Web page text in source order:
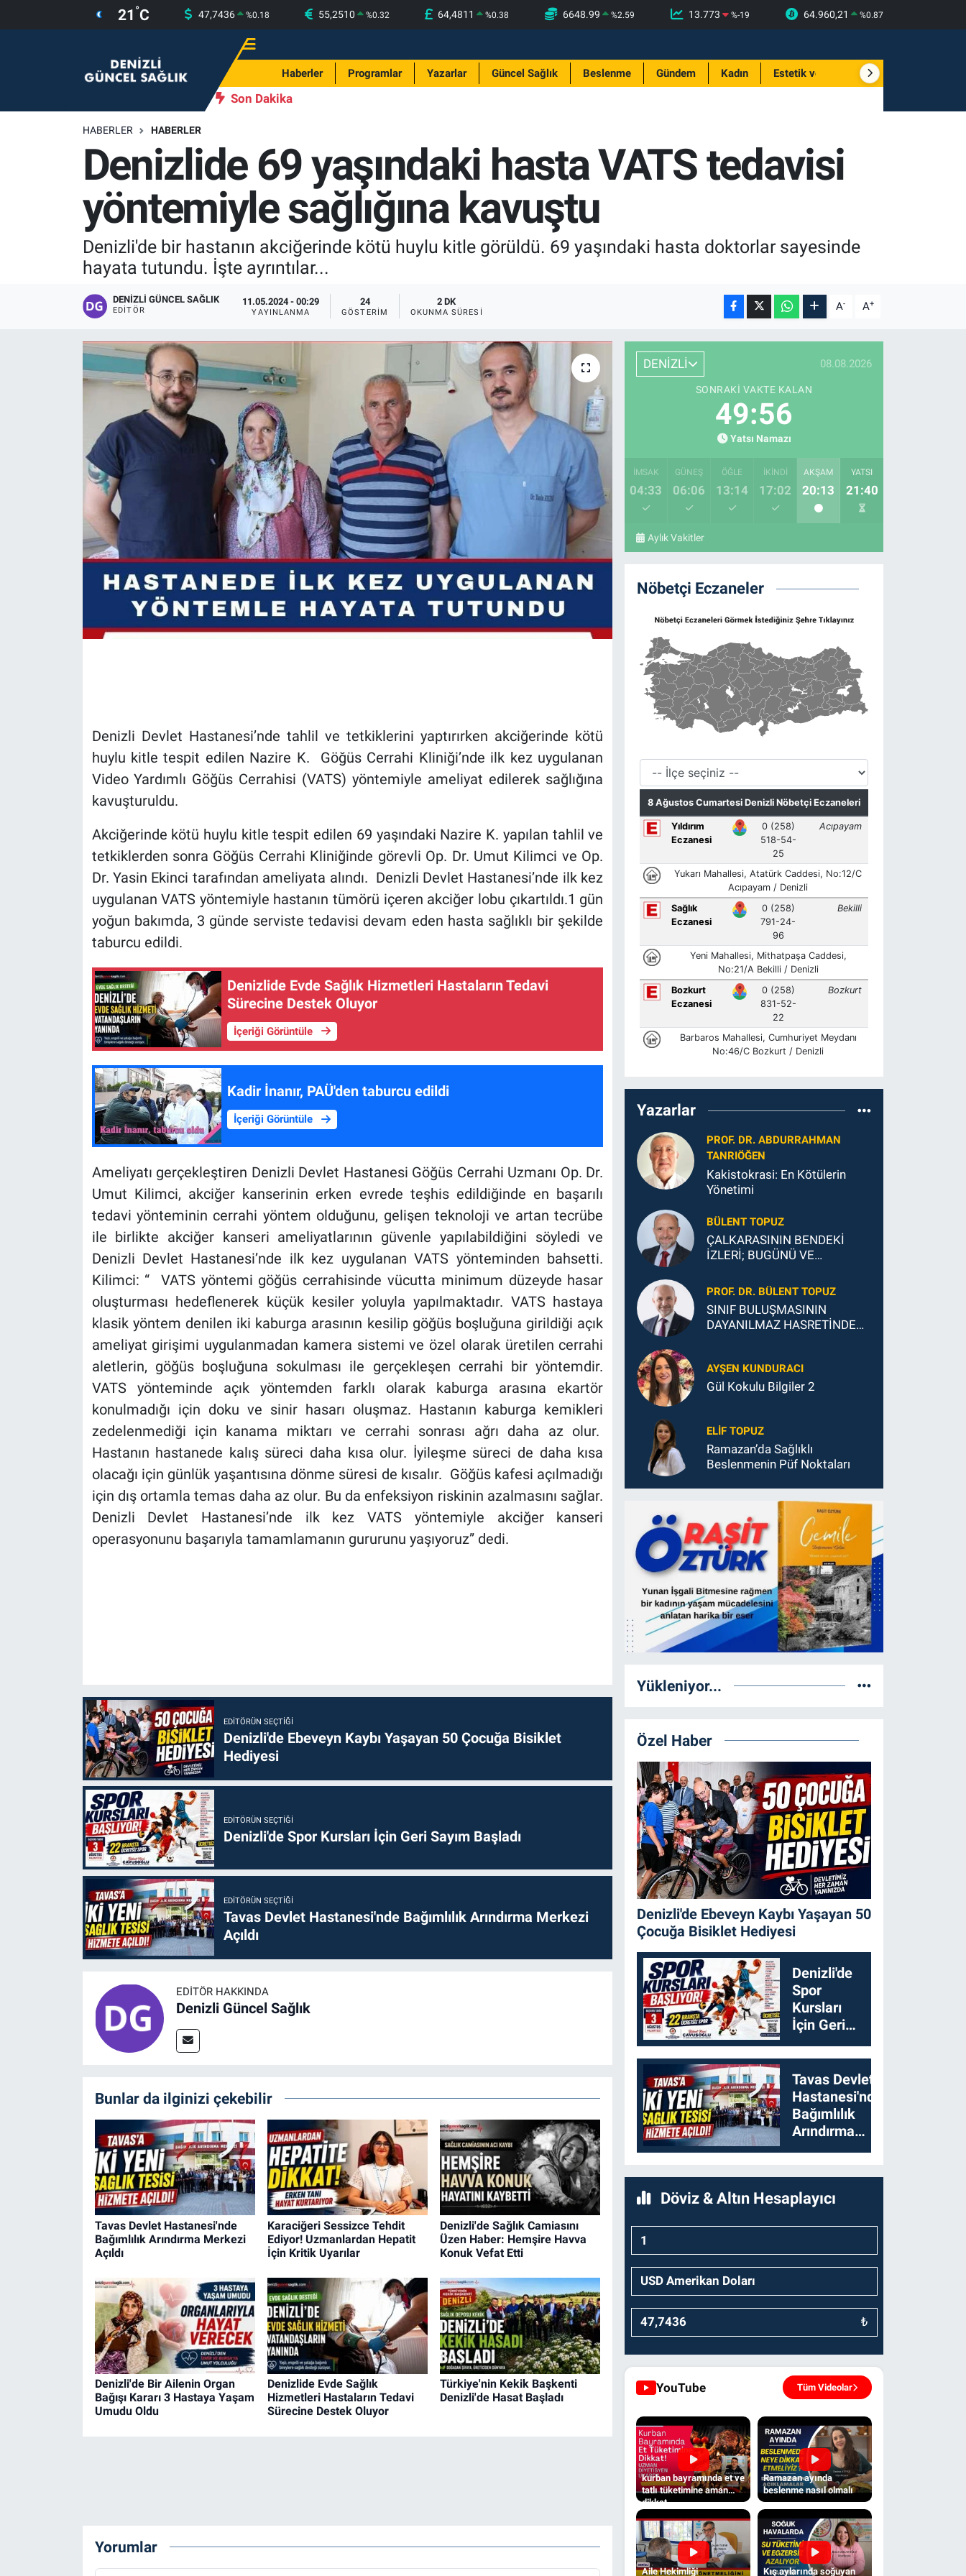
21 °C 47,7436 %0.18 55,2510 %0.32 64,4811 %0.38 6648.99 %2.59 13.773 %-19 64.960,21 %0.87
Haberler Programlar Yazarlar Güncel Sağlık Beslenme Gündem Kadın Estetik ve Güzellik
Son Dakika
HABERLER HABERLER
Denizlide 69 yaşındaki hasta VATS tedavisi
yöntemiyle sağlığına kavuştu
Denizli'de bir hastanın akciğerinde kötü huylu kitle görüldü. 69 yaşındaki hasta doktorlar sayesinde
hayata tutundu. İşte ayrıntılar...
DENIZLI GÜNCEL SAĞLIK
EDITÖR
11.05.2024 - 00:29
YAYINLANMA
24
GÖSTERIM
2 DK
OKUNMA SÜRESI A- A+
Denizli Devlet Hastanesi’nde tahlil ve tetkiklerini yaptırırken akciğerinde kötü
huylu kitle tespit edilen Nazire K. Göğüs Cerrahi Kliniği’nde ilk kez uygulanan
Video Yardımlı Göğüs Cerrahisi (VATS) yöntemiyle ameliyat edilerek sağlığına
kavuşturuldu.
Akciğerinde kötü huylu kitle tespit edilen 69 yaşındaki Nazire K. yapılan tahlil ve
tetkiklerden sonra Göğüs Cerrahi Kliniğinde görevli Op. Dr. Umut Kilimci ve Op.
Dr. Yasin Ekinci tarafından ameliyata alındı. Denizli Devlet Hastanesi’nde ilk kez
uygulanan VATS yöntemiyle hastanın tümörü içeren akciğer lobu çıkartıldı.1 gün
yoğun bakımda, 3 günde serviste tedavisi devam eden hasta sağlıklı bir şekilde
taburcu edildi.
Denizlide Evde Sağlık Hizmetleri Hastaların Tedavi
Sürecine Destek Oluyor
İçeriği Görüntüle
Kadir İnanır, PAÜ'den taburcu edildi
İçeriği Görüntüle
Ameliyatı gerçekleştiren Denizli Devlet Hastanesi Göğüs Cerrahi Uzmanı Op. Dr.
Umut Kilimci, akciğer kanserinin erken evrede teşhis edildiğinde en başarılı
tedavi yönteminin cerrahi yöntem olduğunu, gelişen teknoloji ve artan tecrübe
ile birlikte akciğer kanseri ameliyatlarının güvenle yapılabildiğini söyledi ve
Denizli Devlet Hastanesi’nde ilk kez uygulanan VATS yönteminden bahsetti.
Kilimci: “ VATS yöntemi göğüs cerrahisinde vücutta minimum düzeyde hasar
oluşturması hedeflenerek küçük kesiler yoluyla yapılmaktadır. VATS hastaya
klasik yöntem denilen iki kaburga arasının kesilip göğüs boşluğuna girildiği açık
ameliyat girişimi uygulanmadan kamera sistemi ve özel olarak üretilen cerrahi
aletlerin, göğüs boşluğuna sokulması ile gerçekleşen cerrahi bir yöntemdir.
VATS yönteminde açık yöntemden farklı olarak kaburga arasına ekartör
konulmadığı için doku ve sinir hasarı oluşmaz. Hastanın kaburga kemikleri
zedelenmediği için kanama miktarı ve cerrahi sonrası ağrı daha az olur.
Hastanın hastanede kalış süreci daha kısa olur. İyileşme süreci de daha kısa
olacağı için günlük yaşantısına dönme süresi de kısalır. Göğüs kafesi açılmadığı
için dış ortamla temas daha az olur. Bu da enfeksiyon riskinin azalmasını sağlar.
Denizli Devlet Hastanesi’nde ilk kez VATS yöntemiyle akciğer kanseri
operasyonunu başarıyla tamamlamanın gururunu yaşıyoruz” dedi.
EDITÖRÜN SEÇTIĞI
Denizli'de Ebeveyn Kaybı Yaşayan 50 Çocuğa Bisiklet
Hediyesi
EDITÖRÜN SEÇTIĞI
Denizli'de Spor Kursları İçin Geri Sayım Başladı
EDITÖRÜN SEÇTIĞI
Tavas Devlet Hastanesi'nde Bağımlılık Arındırma Merkezi
Açıldı
EDITÖR HAKKINDA
Denizli Güncel Sağlık
Bunlar da ilginizi çekebilir
Tavas Devlet Hastanesi'nde
Bağımlılık Arındırma Merkezi
Açıldı
Karaciğeri Sessizce Tehdit
Ediyor! Uzmanlardan Hepatit
İçin Kritik Uyarılar
Denizli'de Sağlık Camiasını
Üzen Haber: Hemşire Havva
Konuk Vefat Etti
Denizli'de Bir Ailenin Organ
Bağışı Kararı 3 Hastaya Yaşam
Umudu Oldu
Denizlide Evde Sağlık
Hizmetleri Hastaların Tedavi
Sürecine Destek Oluyor
Türkiye'nin Kekik Başkenti
Denizli'de Hasat Başladı
Yorumlar
DENİZLİ 08.08.2026
SONRAKI VAKTE KALAN
49:55
Yatsı Namazı
İMSAK
04:33
GÜNEŞ
06:06
ÖĞLE
13:14
İKINDI
17:02
AKŞAM
20:13
YATSI
21:40
Aylık Vakitler
Nöbetçi Eczaneler
Yazarlar
PROF. DR. ABDURRAHMAN
TANRIÖĞEN
Kakistokrasi: En Kötülerin
Yönetimi
BÜLENT TOPUZ
ÇALKARASININ BENDEKİ
İZLERİ; BUGÜNÜ VE
PROF. DR. BÜLENT TOPUZ
SINIF BULUŞMASININ
DAYANILMAZ HASRETİNDEN
AYŞEN KUNDURACI
Gül Kokulu Bilgiler 2
ELIF TOPUZ
Ramazan’da Sağlıklı
Beslenmenin Püf Noktaları
Yükleniyor...
Özel Haber
Denizli'de Ebeveyn Kaybı Yaşayan 50
Çocuğa Bisiklet Hediyesi
Denizli'de
Spor
Kursları
İçin Geri
Sayım
Başladı
Tavas Devlet
Hastanesi'nde
Bağımlılık
Arındırma
Merkezi
Döviz & Altın Hesaplayıcı
₺
YouTube Tüm Videolar
kurban bayramında et ve
tatlı tüketimine aman
dikkat
Ramazan ayında
beslenme nasıl olmalı
Aile Hekimliği Kış aylarında soğuyan
Yazarlar
Güncel Sağlık
Beslenme
Gündem
Estetik ve Güzellik
Merkezefendi Nöbetçi Eczaneler
Merkezefendi Trafik Yoğunluk Haritası
Süper Lig Puan Durumu ve Fikstür
Tüm Manşetler
Son Dakika Haberleri
Haber Arşivi